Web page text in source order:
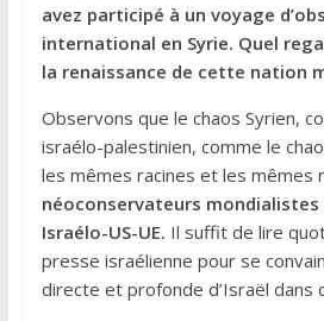
avez participé à un voyage
international en Syrie. Quel
la renaissance de cette nation
Observons que le chaos Syrien,
israélo-palestinien, comme le
les mêmes racines et les mêmes
néoconservateurs
Israélo-US-UE. Il suffit de lire
presse israélienne pour se
directe et profonde d’Israël dans